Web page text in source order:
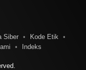
Siber
Kode Etik
Indeks